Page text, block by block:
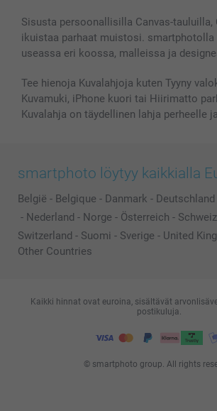
Valokuvakehykset & Lisätarvikkeet
Lahjakortti
Kaikki kuvatuotteet
Sisusta persoonallisilla Canvas-tauluilla,
ikuistaa parhaat muistosi. smartphotolla
useassa eri koossa, malleissa ja
Tee hienoja Kuvalahjoja kuten Tyyny
Kuvamuki, iPhone kuori tai Hiirimatto
Kuvalahja on täydellinen lahja perheelle
smartphoto löytyy kaikkialla
België - Belgique - Danmark - Deutschland
- Nederland - Norge - Österreich - Schweiz
Switzerland - Suomi - Sverige - United
Other Countries
© smartphoto group. All rights
Kaikki hinnat ovat euroina, sisältävät
postikuluja.